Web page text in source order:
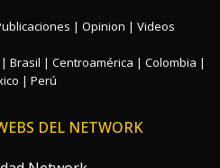
| Opinion | Videos
| Brasil | Centroamérica | Colombia |
| Perú
DEL NETWORK